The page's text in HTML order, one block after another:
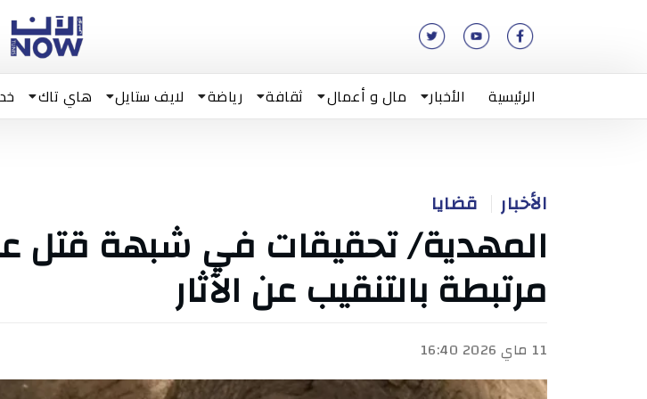
الرئيسية الأخبار مال و أعمال ثقافة رياضة لايف ستايل هاي تاك
الأخبار قضايا
المهدية/ تحقيقات في شبهة قتل
مرتبطة بالتنقيب عن الآثار
11 ماي 2026 16:40